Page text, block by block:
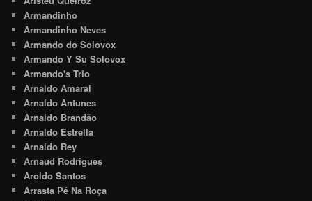
Armandinho
Armandinho Neves
Armando do Solovox
Armando Y Su Solovox
Armando's Trio
Arnaldo Amaral
Arnaldo Antunes
Arnaldo Brandão
Arnaldo Estrella
Arnaldo Rey
Arnaud Rodrigues
Aroldo Santos
Arrasta Pé Na Roça